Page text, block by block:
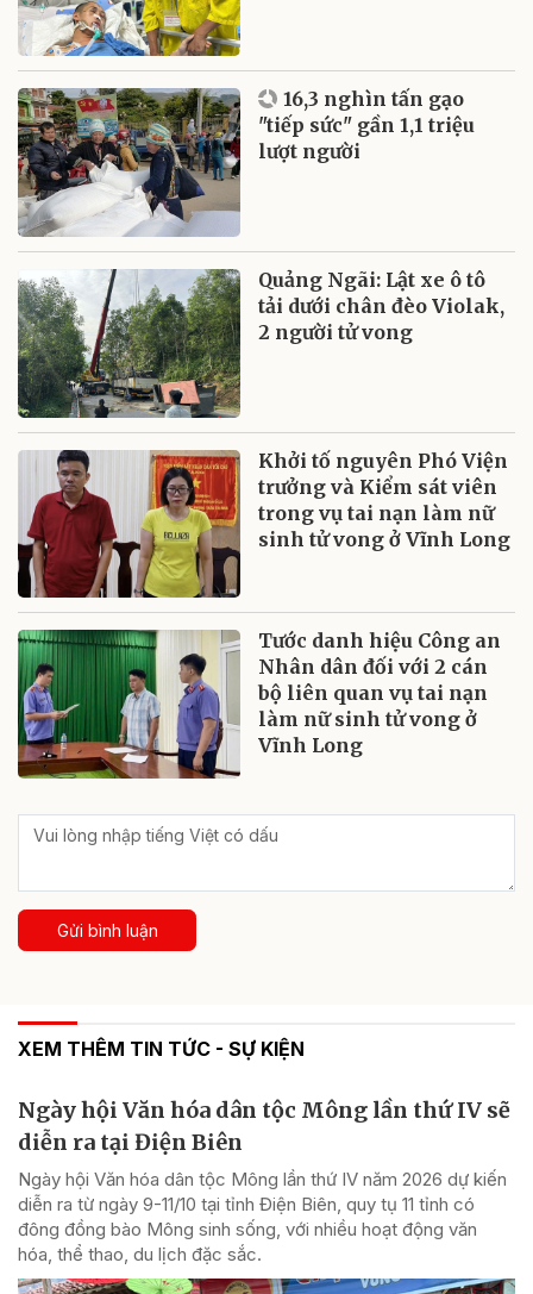
16,3 nghìn tấn gạo
"tiếp sức" gần 1,1 triệu
lượt người
Quảng Ngãi: Lật xe ô tô
tải dưới chân đèo Violak,
2 người tử vong
Khởi tố nguyên Phó Viện
trưởng và Kiểm sát viên
trong vụ tai nạn làm nữ
sinh tử vong ở Vĩnh Long
Tước danh hiệu Công an
Nhân dân đối với 2 cán
bộ liên quan vụ tai nạn
làm nữ sinh tử vong ở
Vĩnh Long
Gửi bình luận
XEM THÊM TIN TỨC - SỰ KIỆN
Ngày hội Văn hóa dân tộc Mông lần thứ IV sẽ
diễn ra tại Điện Biên
Ngày hội Văn hóa dân tộc Mông lần thứ IV năm 2026 dự kiến
diễn ra từ ngày 9-11/10 tại tỉnh Điện Biên, quy tụ 11 tỉnh có
đông đồng bào Mông sinh sống, với nhiều hoạt động văn
hóa, thể thao, du lịch đặc sắc.